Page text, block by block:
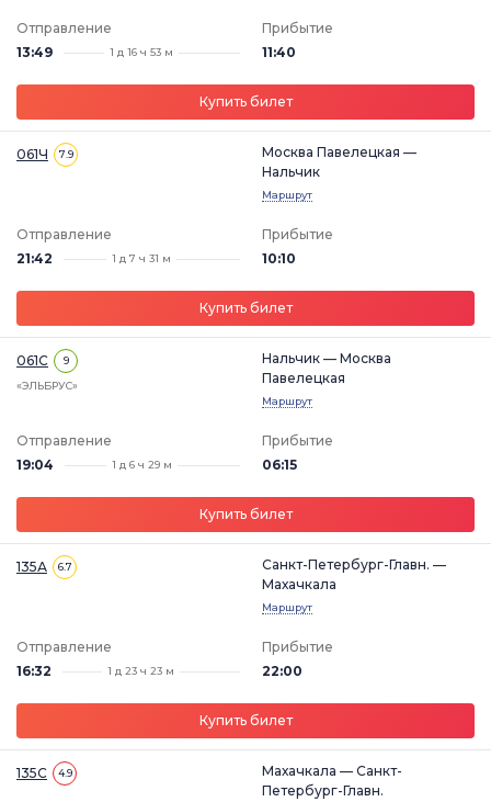
Отправление
13:49
1 д 16 ч 53 м
Прибытие
11:40
Купить билет
061Ч 7.9
Москва Павелецкая —
Нальчик
Маршрут
Отправление
21:42
1 д 7 ч 31 м
Прибытие
10:10
Купить билет
061С 9
«ЭЛЬБРУС»
Нальчик — Москва
Павелецкая
Маршрут
Отправление
19:04
1 д 6 ч 29 м
Прибытие
06:15
Купить билет
135А 6.7
Санкт-Петербург-Главн. —
Махачкала
Маршрут
Отправление
16:32
1 д 23 ч 23 м
Прибытие
22:00
Купить билет
135С 4.9
Махачкала — Санкт-
Петербург-Главн.